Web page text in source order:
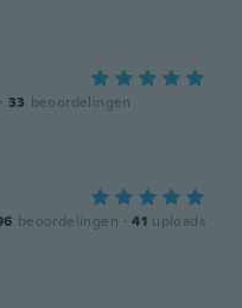
· 33 beoordelingen
beoordelingen · 41 uploads